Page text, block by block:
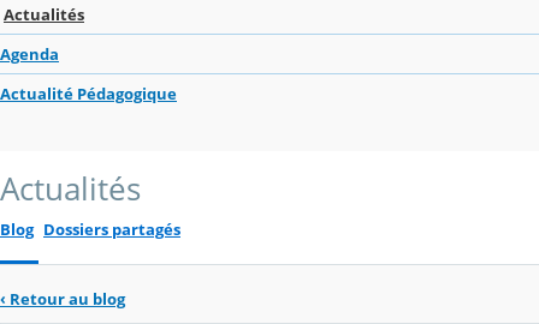
Actualités
Agenda
Actualité Pédagogique
Actualités
Blog Dossiers partagés
‹ Retour au blog